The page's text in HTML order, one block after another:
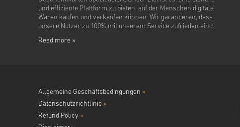
und effiziente Plattform zu bieten, auf der Menschen digitale
Waren kaufen und verkaufen können. Wir garantieren, dass
unsere Nutzer zu 100% mit unserem Service zufrieden sind.
Read more »
Allgemeine Geschäftsbedingungen »
Datenschutzrichtlinie »
Refund Policy »